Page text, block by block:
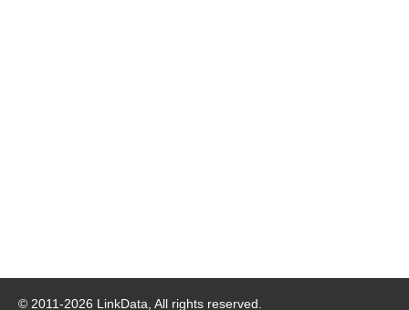
© 2011-2026 LinkData, All rights reserved.